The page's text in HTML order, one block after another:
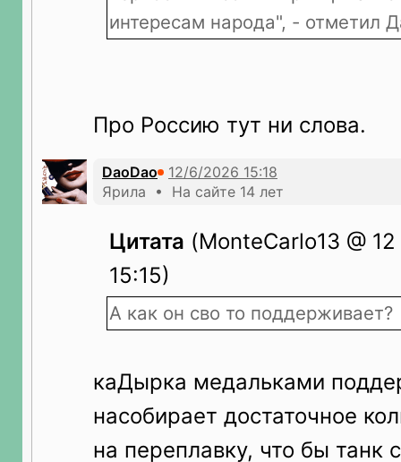
интересам народа", - отметил
Про Россию тут ни слова.
DaoDao
Ярила • На сайте 14 лет
Цитата (MonteCarlo13 @
15:15)
А как он сво то поддерживает?
каДырка медальками
насобирает достаточное
на переплавку, что бы танк